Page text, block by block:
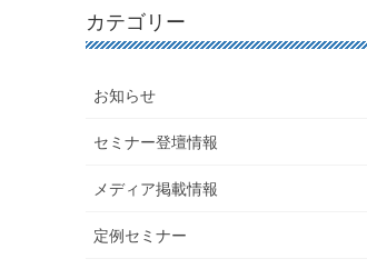
カテゴリー
お知らせ
セミナー登壇情報
メディア掲載情報
定例セミナー